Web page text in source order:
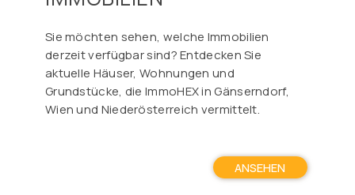
Sie möchten sehen, welche Immobilien
derzeit verfügbar sind? Entdecken Sie
aktuelle Häuser, Wohnungen und
Grundstücke, die ImmoHEX in Gänserndorf,
Wien und Niederösterreich vermittelt.
ANSEHEN